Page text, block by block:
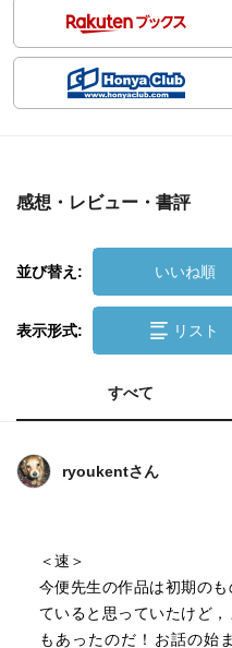
感想・レビュー・書評
並び替え: いいね順
表示形式: リスト
すべて
ryoukentさん
＜速＞
今便先生の作品は初期の
ていると思っていたけど
もあったのだ！お話の始